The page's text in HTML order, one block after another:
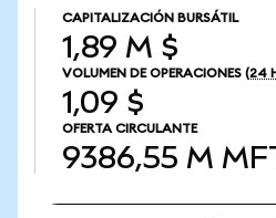
CAPITALIZACIÓN BURSÁTIL
1,89 M $
VOLUMEN DE OPERACIONES (24
1,09 $
OFERTA CIRCULANTE
9386,55 M